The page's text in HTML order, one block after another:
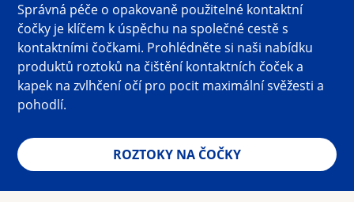
Správná péče o opakovaně použitelné kontaktní
čočky je klíčem k úspěchu na společné cestě s
kontaktními čočkami. Prohlédněte si naši nabídku
produktů roztoků na čištění kontaktních čoček a
kapek na zvlhčení očí pro pocit maximální svěžesti a
pohodlí.
ROZTOKY NA ČOČKY